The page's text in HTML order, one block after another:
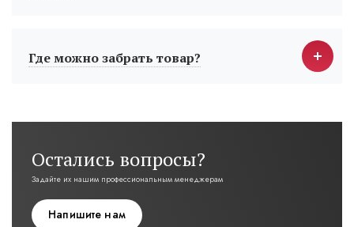
Где можно забрать товар?
Остались вопросы?
Задайте их нашим профессиональным менеджерам
Напишите нам